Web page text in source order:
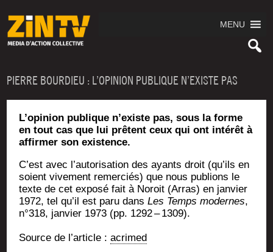
MENU
PIERRE BOURDIEU : L’OPINION PUBLIQUE N’EXISTE PAS
L’opinion publique n’existe pas, sous la forme
en tout cas que lui prêtent ceux qui ont intérêt à
affirmer son existence.
C’est avec l’autorisation des ayants droit (qu’ils en
soient vive­ment remer­ciés) que nous publions le
texte de cet expo­sé fait à Noroit (Arras) en jan­vier
1972, tel qu’il est paru dansLes Temps modernes,
n°318, jan­vier 1973 (pp. 1292 – 1309).
Source de l’ar­ticle :acri­med